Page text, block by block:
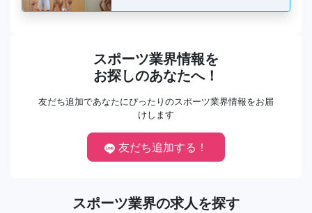
スポーツ業界情報を
お探しのあなたへ！
友だち追加であなたにぴったりのスポーツ業界情報をお届
けします
友だち追加する！
スポーツ業界の求人を探す